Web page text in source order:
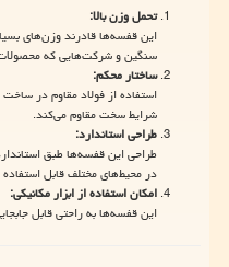
تحمل وزن بالا:
این قفسه‌ها قادرند وزن‌های
سنگین و شرکت‌هایی که محصولات
ساختار محکم:
استفاده از فولاد مقاوم در
شرایط سخت مقاوم می‌کند.
طراحی استاندارد:
طراحی این قفسه‌ها طبق
در محیط‌های مختلف قابل
امکان استفاده از ابزار مکانیکی:
این قفسه‌ها به راحتی قابل